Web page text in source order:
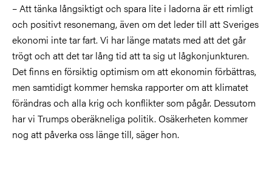
– Att tänka långsiktigt och spara lite i ladorna är ett rimligt
och positivt resonemang, även om det leder till att Sveriges
ekonomi inte tar fart. Vi har länge matats med att det går
trögt och att det tar lång tid att ta sig ut lågkonjunkturen.
Detfinns en försiktig optimism om att ekonomin förbättras,
men samtidigt kommer hemska rapporter om att klimatet
förändras och alla krig och konflikter som pågår. Dessutom
har vi Trumps oberäkneliga politik. Osäkerheten kommer
nog att påverka oss länge till, säger hon.